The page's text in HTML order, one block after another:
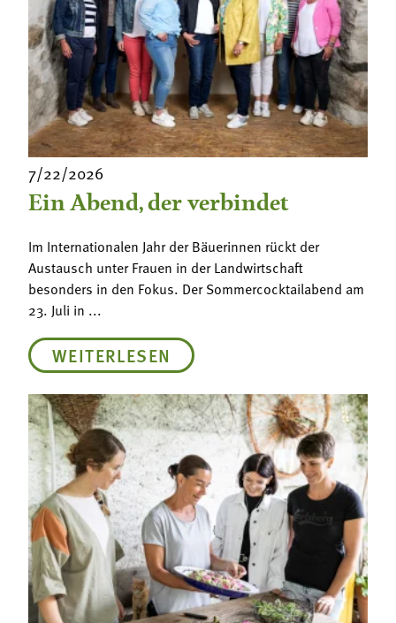
7/22/2026
Ein Abend, der verbindet
Im Internationalen Jahr der Bäuerinnen rückt der
Austausch unter Frauen in der Landwirtschaft
besonders in den Fokus. Der Sommercocktailabend am
23. Juli in ...
WEITERLESEN